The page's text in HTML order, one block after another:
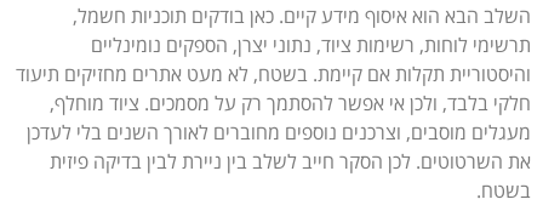
השלב הבא הוא איסוף מידע קיים. כאן בודקים תוכניות חשמל,
תרשימי לוחות, רשימות ציוד, נתוני יצרן, הספקים נומינליים
והיסטוריית תקלות אם קיימת. בשטח, לא מעט אתרים מחזיקים תיעוד
חלקי בלבד, ולכן אי אפשר להסתמך רק על מסמכים. ציוד מוחלף,
מעגלים מוסבים, וצרכנים נוספים מחוברים לאורך השנים בלי לעדכן
את השרטוטים. לכן הסקר חייב לשלב בין ניירת לבין בדיקה פיזית
בשטח.